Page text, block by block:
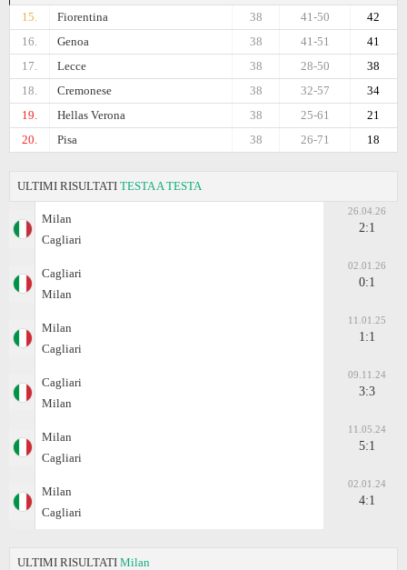
15.
Fiorentina 42
41-50
38
16.
Genoa 41
41-51
38
17.
Lecce 38
28-50
38
18.
Cremonese 34
32-57
38
19.
Hellas Verona 21
25-61
38
20.
Pisa 18
26-71
38
ULTIMI RISULTATI TESTA A TESTA
Milan
Cagliari
26.04.26
2:1
Cagliari
Milan
02.01.26
0:1
Milan
Cagliari
11.01.25
1:1
Cagliari
Milan
09.11.24
3:3
Milan
Cagliari
11.05.24
5:1
Milan
Cagliari
02.01.24
4:1
ULTIMI RISULTATI Milan